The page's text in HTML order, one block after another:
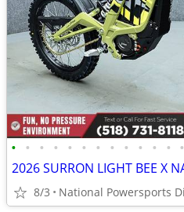
• • • • • • • • • • • • •
2026 SURRON LIGHT BEE X
8/3 National Powersports